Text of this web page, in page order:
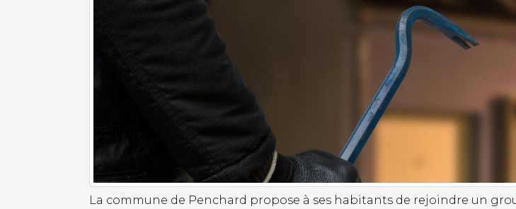
La commune de Penchard propose à ses habitants de rejoindre un